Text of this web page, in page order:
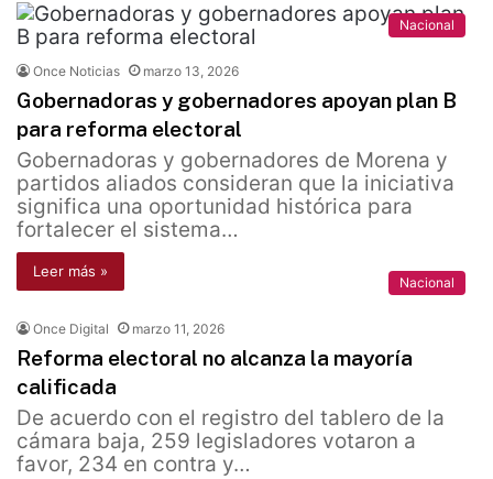
Nacional
Once Noticias marzo 13, 2026
Gobernadoras y gobernadores apoyan plan B
para reforma electoral
Gobernadoras y gobernadores de Morena y
partidos aliados consideran que la iniciativa
significa una oportunidad histórica para
fortalecer el sistema…
Leer más »
Nacional
Once Digital marzo 11, 2026
Reforma electoral no alcanza la mayoría
calificada
De acuerdo con el registro del tablero de la
cámara baja, 259 legisladores votaron a
favor, 234 en contra y…